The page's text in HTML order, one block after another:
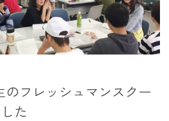
のフレッシュマンスクー
た